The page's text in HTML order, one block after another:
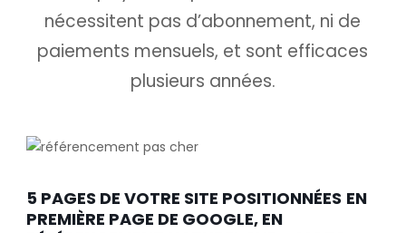
nécessitent pas d’abonnement, ni de
paiements mensuels, et sont efficaces
plusieurs années.
5 PAGES DE VOTRE SITE POSITIONNÉES EN
PREMIÈRE PAGE DE GOOGLE, EN